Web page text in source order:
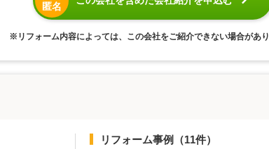
匿名
※リフォーム内容によっては、この会社をご紹介できない場合があり
リフォーム事例 （11件）